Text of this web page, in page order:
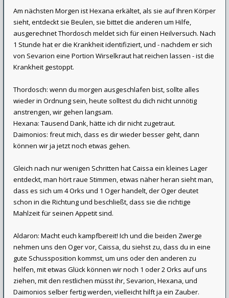
Am nächsten Morgen ist Hexana erkältet, als sie auf Ihren Körper
sieht, entdeckt sie Beulen, sie bittet die anderen um Hilfe,
ausgerechnet Thordosch meldet sich für einen Heilversuch. Nach
1 Stunde hat er die Krankheit identifiziert, und - nachdem er sich
von Sevarion eine Portion Wirselkraut hat reichen lassen - ist die
Krankheit gestoppt.
Thordosch: wenn du morgen ausgeschlafen bist, sollte alles
wieder in Ordnung sein, heute solltest du dich nicht unnötig
anstrengen, wir gehen langsam.
Hexana: Tausend Dank, hätte ich dir nicht zugetraut.
Daimonios: freut mich, dass es dir wieder besser geht, dann
können wir ja jetzt noch etwas gehen.
Gleich nach nur wenigen Schritten hat Caissa ein kleines Lager
entdeckt, man hört raue Stimmen, etwas näher heran sieht man,
dass es sich um 4 Orks und 1 Oger handelt, der Oger deutet
schon in die Richtung und beschließt, dass sie die richtige
Mahlzeit für seinen Appetit sind.
Aldaron: Macht euch kampfbereit! Ich und die beiden Zwerge
nehmen uns den Oger vor, Caissa, du siehst zu, dass du in eine
gute Schussposition kommst, um uns oder den anderen zu
helfen, mit etwas Glück können wir noch 1 oder 2 Orks auf uns
ziehen, mit den restlichen müsst ihr, Sevarion, Hexana, und
Daimonios selber fertig werden, vielleicht hilft ja ein Zauber.